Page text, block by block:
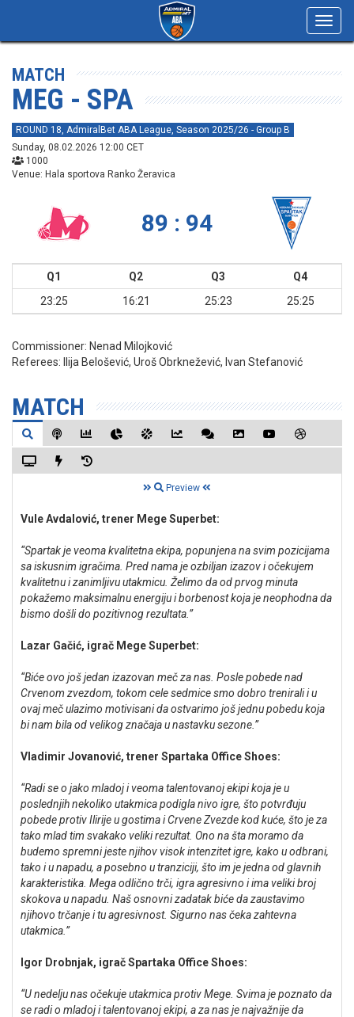
MATCH
MEG - SPA
ROUND 18, AdmiralBet ABA League, Season 2025/26 - Group B
Sunday, 08.02.2026 12:00 CET
1000
Venue: Hala sportova Ranko Žeravica
89 : 94
Q1 Q2 Q3
Q4
23:25
16:21 25:23 25:25
Commissioner: Nenad Milojković
Referees:
Ilija Belošević, Uroš Obrknežević, Ivan Stefanović
MATCH
Preview
Vule Avdalović, trener Mege Superbet:
“Spartak je veoma kvalitetna ekipa, popunjena na svim pozicijama
sa iskusnim igračima. Pred nama je ozbiljan izazov i očekujem
kvalitetnu i zanimljivu utakmicu. Želimo da od prvog minuta
pokažemo maksimalnu energiju i borbenost koja je neophodna da
bismo došli do pozitivnog rezultata.”
Lazar Gačić, igrač Mege Superbet:
“Biće ovo još jedan izazovan meč za nas. Posle pobede nad
Crvenom zvezdom, tokom cele sedmice smo dobro trenirali i u
ovaj meč ulazimo motivisani da ostvarimo još jednu pobedu koja
bi nam bila od velikog značaja u nastavku sezone.”
Vladimir Jovanović, trener Spartaka Office Shoes:
“Radi se o jako mladoj i veoma talentovanoj ekipi koja je u
poslednjih nekoliko utakmica podigla nivo igre, što potvrđuju
pobede protiv Ilirije u gostima i Crvene Zvezde kod kuće, što je za
tako mlad tim svakako veliki rezultat. Ono na šta moramo da
budemo spremni jeste njihov visok intenzitet igre, kako u odbrani,
tako i u napadu, a posebno u tranziciji, što im je jedna od glavnih
karakteristika. Mega odlično trči, igra agresivno i ima veliki broj
skokova u napadu. Naš osnovni zadatak biće da zaustavimo
njihovo trčanje i tu agresivnost. Sigurno nas čeka zahtevna
utakmica.”
Igor Drobnjak, igrač Spartaka Office Shoes:
“U nedelju nas očekuje utakmica protiv Mege. Svima je poznato da
se radi o mladoj i talentovanoj ekipi, a za nas je najvažnije da